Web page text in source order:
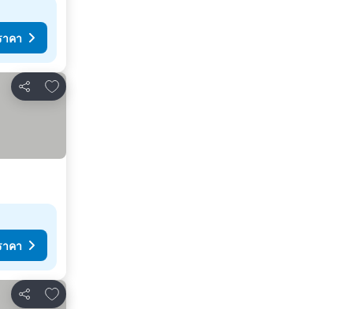
คา
แชร์
เพิ่มในรายการโปรด
คา
แชร์
เพิ่มในรายการโปรด